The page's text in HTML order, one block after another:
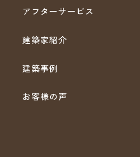
アフターサービス
建築家紹介
建築事例
お客様の声